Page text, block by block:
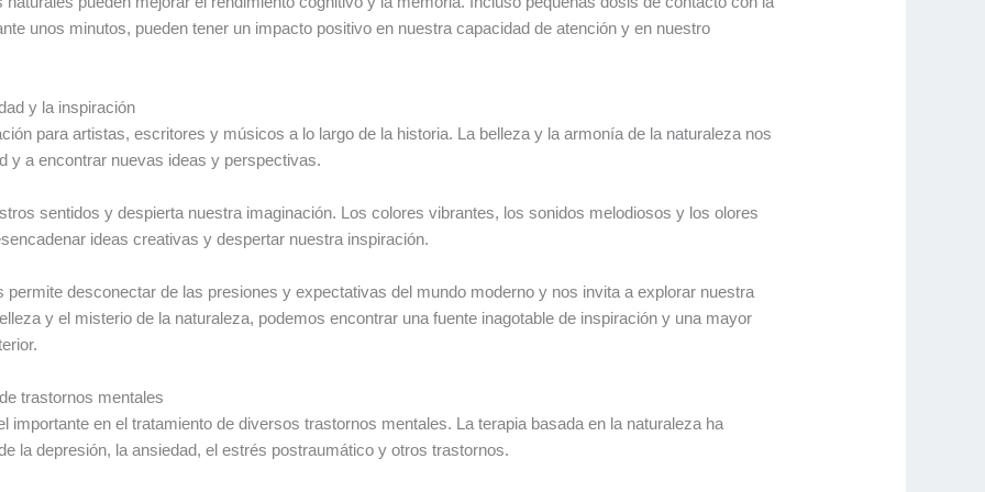
unos minutos, pueden tener un impacto positivo en nuestra capacidad de atención y en nuestro
y la inspiración
para artistas, escritores y músicos a lo largo de la historia. La belleza y la armonía de la naturaleza nos
y a encontrar nuevas ideas y perspectivas.
sentidos y despierta nuestra imaginación. Los colores vibrantes, los sonidos melodiosos y los olores
ideas creativas y despertar nuestra inspiración.
desconectar de las presiones y expectativas del mundo moderno y nos invita a explorar nuestra
y el misterio de la naturaleza, podemos encontrar una fuente inagotable de inspiración y una mayor
trastornos mentales
importante en el tratamiento de diversos trastornos mentales. La terapia basada en la naturaleza ha
la depresión, la ansiedad, el estrés postraumático y otros trastornos.